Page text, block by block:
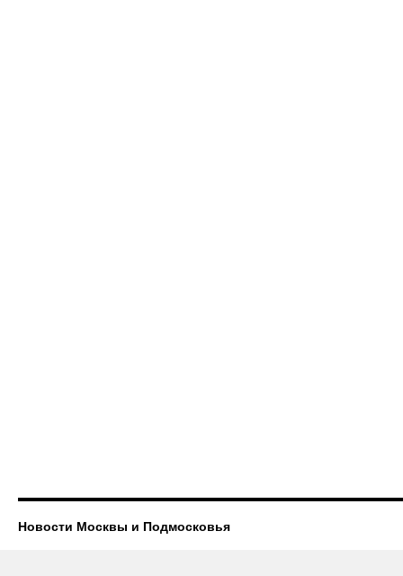
Новости Москвы и Подмосковья